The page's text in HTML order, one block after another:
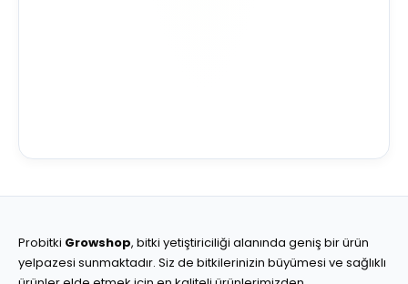
Probitki Growshop, bitki yetiştiriciliği alanında geniş bir ürün
yelpazesi sunmaktadır. Siz de bitkilerinizin büyümesi ve sağlıklı